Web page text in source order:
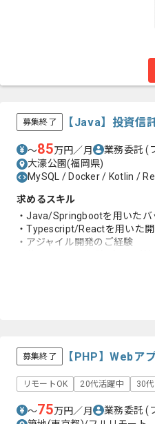
募集終了 【Java】投資信
〜85万円／月 業務委託(
大濠公園(福岡県)
MySQL / Docker / Kotlin /
求めるスキル
・Java/Springbootを用いた
・Typescript/Reactを用いた
・アジャイル開発のご経験
募集終了 【PHP】Webア
リモートOK 20代活躍中 30
〜75万円／月 業務委託(